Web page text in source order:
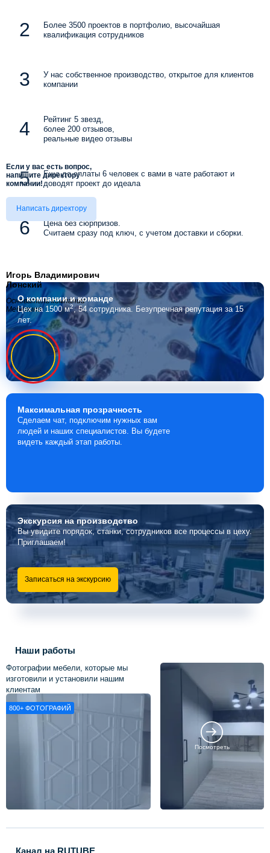
Более 3500 проектов в портфолио, высочайшая
квалификация сотрудников
У нас собственное производство, открытое для клиентов
компании
Рейтинг 5 звезд,
более 200 отзывов,
реальные видео отзывы
Еще до оплаты 6 человек с вами в чате работают и
доводят проект до идеала
Цена без сюрпризов.
Считаем сразу под ключ, с учетом доставки и сборки.
Если у вас есть вопрос,
напишите директору
компании!
Написать директору
Игорь Владимирович
Лонский
Основатель компании
Мебелино
О компаниии команде
Цех на 1500 м2, 54 сотрудника. Безупречная репутация за 15
лет.
Максимальная прозрачность
Сделаем чат, подключим нужных вам
людей и наших специалистов. Вы будете
видеть каждый этап работы.
Экскурсияна производство
Вы увидите порядок, станки, сотрудников все процессы в цеху.
Приглашаем!
Записаться на экскурсию
Наши работы
Фотографии мебели, которые мы
изготовили и установили нашим
клиентам
800+ ФОТОГРАФИЙ
Посмотреть
Канал на RUTUBE